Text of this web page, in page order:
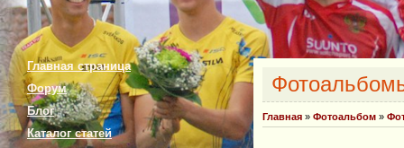
Главная страница
Форум
Блог
Каталог статей
Главная » Фотоальбом »